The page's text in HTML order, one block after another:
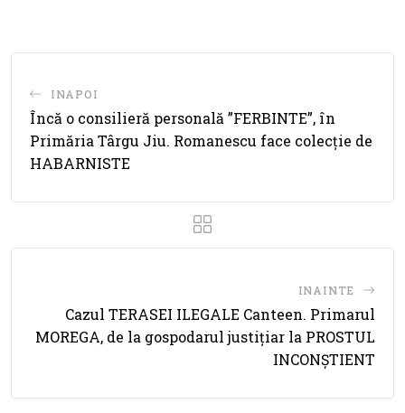
INAPOI
Încă o consilieră personală ”FERBINTE”, în
Primăria Târgu Jiu. Romanescu face colecție de
HABARNISTE
INAINTE
Cazul TERASEI ILEGALE Canteen. Primarul
MOREGA, de la gospodarul justițiar la PROSTUL
INCONȘTIENT